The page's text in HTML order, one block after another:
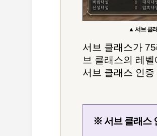
▲ 서브 클
서브 클래스가
브 클래스의 레
서브 클래스 인
※ 서브 클래스